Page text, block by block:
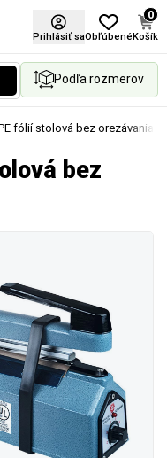
Prihlásiť saObľúbené
0
Košík
Podľa rozmerov
fólií stolová bez orezávania
bez